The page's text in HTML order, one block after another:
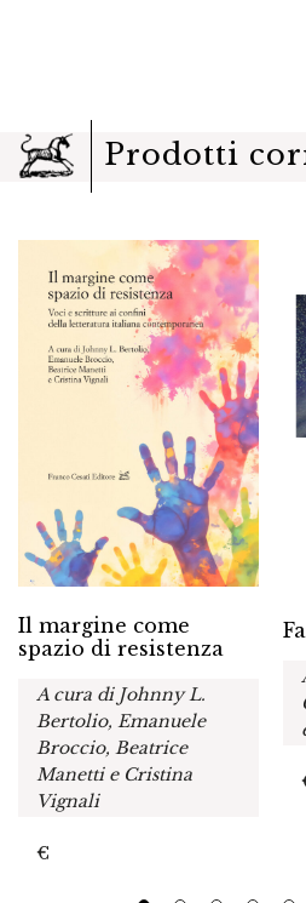
Prodotti
Il margine come
spazio di resistenza
A cura di Johnny L.
Bertolio, Emanuele
Broccio, Beatrice
Manetti e Cristina
Vignali
€